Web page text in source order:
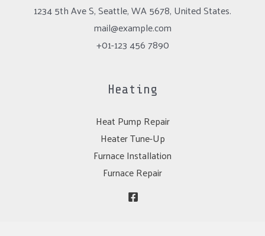
1234 5th Ave S, Seattle, WA 5678, United States.
mail@example.com
+01-123 456 7890
Heating
Heat Pump Repair
Heater Tune-Up
Furnace Installation
Furnace Repair